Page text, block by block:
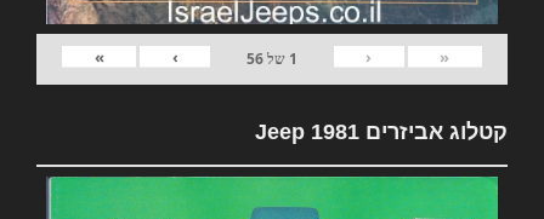
«
‹
1 של56
›
»
קטלוג אביזרים 1981 Jeep